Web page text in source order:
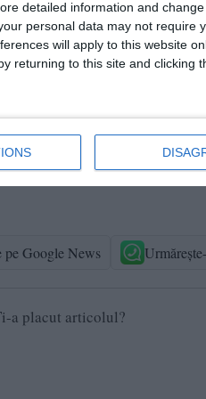
detailed information and
personal data may not require
will apply to this website
returning to this site and clicking
jurnalistică este
între libertatea de
și sunt obținute din surse
Constanța
pe Google News
a placut articolul?